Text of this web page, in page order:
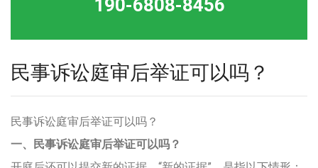
190-6808-8456
民事诉讼庭审后举证可以吗？
民事诉讼庭审后举证可以吗？
一、民事诉讼庭审后举证可以吗？